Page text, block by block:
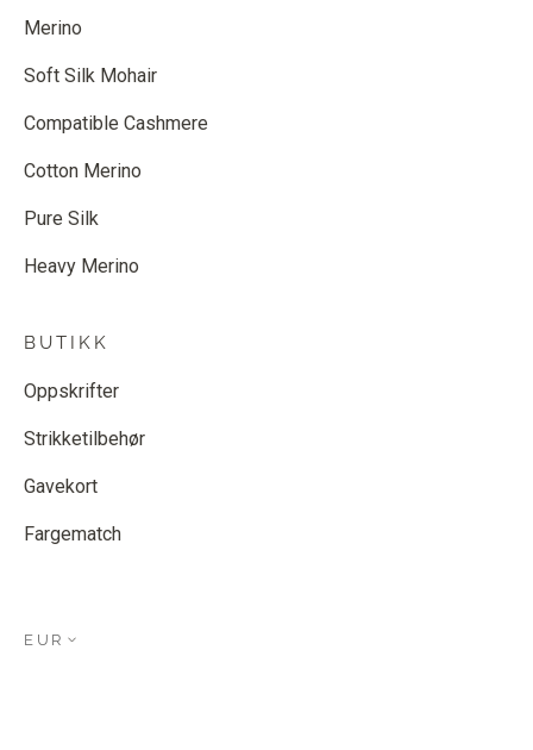
Merino
Soft Silk Mohair
Compatible Cashmere
Cotton Merino
Pure Silk
Heavy Merino
BUTIKK
Oppskrifter
Strikketilbehør
Gavekort
Fargematch
EUR